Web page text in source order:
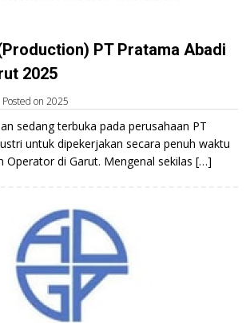
PT Pratama Abadi
2025
Posted on 2025
sedang terbuka pada perusahaan PT
untuk dipekerjakan secara penuh waktu
Operator di Garut. Mengenal sekilas […]